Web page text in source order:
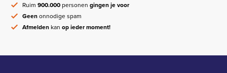
Ruim900.000personengingen je voor
Geenonnodige spam
Afmeldenkanop ieder moment!